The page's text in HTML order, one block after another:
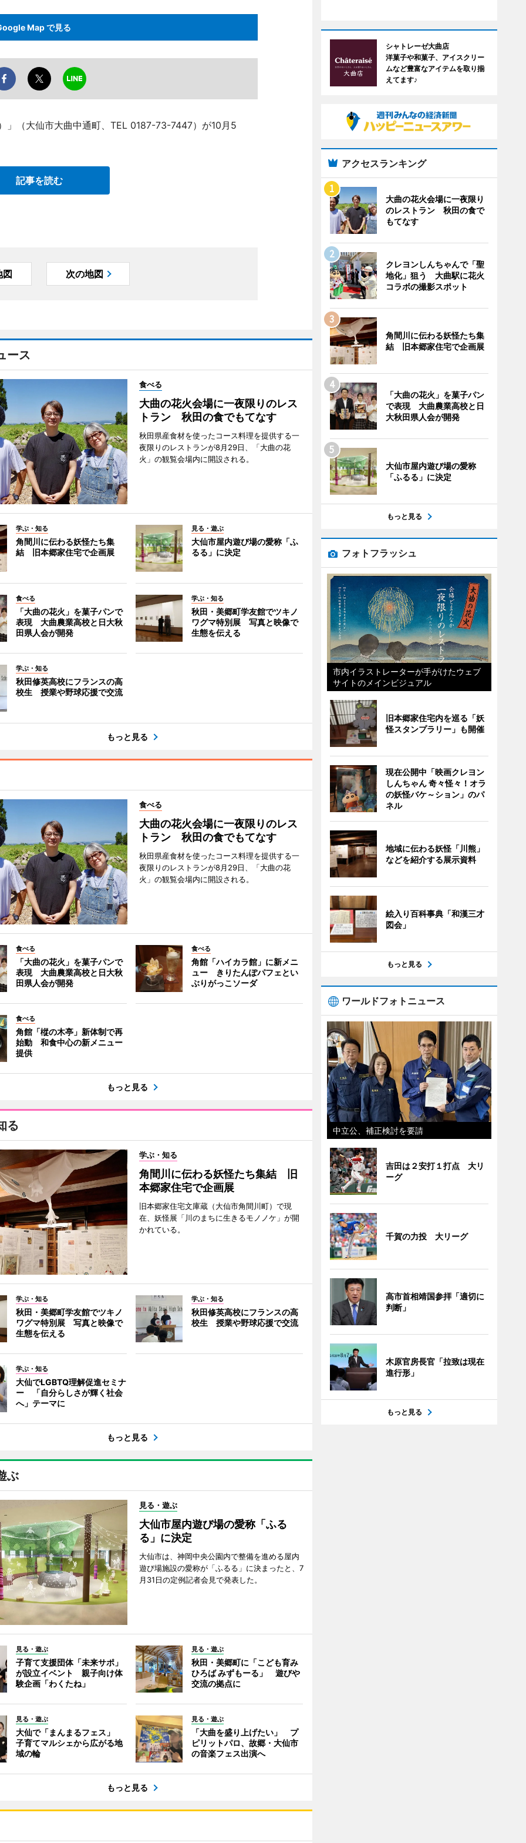
Map で見る
」（大仙市大曲中通町、TEL 0187-73-7447）が10月5
記事を読む
図 次の地図
ース
食べる
大曲の花火会場に一夜限りのレス
トラン 秋田の食でもてなす
秋田県産食材を使ったコース料理を提供する一
夜限りのレストランが8月29日、「大曲の花
火」の観覧会場内に開設される。
学ぶ・知る
角間川に伝わる妖怪たち集
結 旧本郷家住宅で企画展
見る・遊ぶ
大仙市屋内遊び場の愛称「ふ
るる」に決定
食べる
「大曲の花火」を菓子パンで
表現 大曲農業高校と日大秋
田県人会が開発
学ぶ・知る
秋田・美郷町学友館でツキノ
ワグマ特別展 写真と映像で
生態を伝える
学ぶ・知る
秋田修英高校にフランスの高
校生 授業や野球応援で交流
もっと見る
食べる
大曲の花火会場に一夜限りのレス
トラン 秋田の食でもてなす
秋田県産食材を使ったコース料理を提供する一
夜限りのレストランが8月29日、「大曲の花
火」の観覧会場内に開設される。
食べる
「大曲の花火」を菓子パンで
表現 大曲農業高校と日大秋
田県人会が開発
食べる
角館「ハイカラ館」に新メニ
ュー きりたんぽパフェとい
ぶりがっこソーダ
食べる
角館「樅の木亭」新体制で再
始動 和食中心の新メニュー
提供
もっと見る
る
学ぶ・知る
角間川に伝わる妖怪たち集結 旧
本郷家住宅で企画展
旧本郷家住宅文庫蔵（大仙市角間川町）で現
在、妖怪展「川のまちに生きるモノノケ」が開
かれている。
学ぶ・知る
秋田・美郷町学友館でツキノ
ワグマ特別展 写真と映像で
生態を伝える
学ぶ・知る
秋田修英高校にフランスの高
校生 授業や野球応援で交流
学ぶ・知る
大仙でLGBTQ理解促進セミナ
ー 「自分らしさが輝く社会
へ」テーマに
もっと見る
ぶ
見る・遊ぶ
大仙市屋内遊び場の愛称「ふる
る」に決定
大仙市は、神岡中央公園内で整備を進める屋内
遊び場施設の愛称が「ふるる」に決まったと、7
月31日の定例記者会見で発表した。
見る・遊ぶ
子育て支援団体「未来サポ」
が設立イベント 親子向け体
験企画「わくたね」
見る・遊ぶ
秋田・美郷町に「こども育み
ひろば みずもーる」 遊びや
交流の拠点に
見る・遊ぶ
大仙で「まんまるフェス」
子育てマルシェから広がる地
域の輪
見る・遊ぶ
「大曲を盛り上げたい」 プ
ピリットパロ、故郷・大仙市
の音楽フェス出演へ
もっと見る
シャトレーゼ大曲店
洋菓子や和菓子、アイスクリー
ムなど豊富なアイテムを取り揃
えてます♪
アクセスランキング
大曲の花火会場に一夜限り
のレストラン 秋田の食で
もてなす
クレヨンしんちゃんで「聖
地化」狙う 大曲駅に花火
コラボの撮影スポット
角間川に伝わる妖怪たち集
結 旧本郷家住宅で企画展
「大曲の花火」を菓子パン
で表現 大曲農業高校と日
大秋田県人会が開発
大仙市屋内遊び場の愛称
「ふるる」に決定
もっと見る
フォトフラッシュ
市内イラストレーターが手がけたウェブ
サイトのメインビジュアル
旧本郷家住宅内を巡る「妖
怪スタンプラリー」も開催
現在公開中「映画クレヨン
しんちゃん 奇々怪々！オラ
の妖怪バケ～ション」のパ
ネル
地域に伝わる妖怪「川熊」
などを紹介する展示資料
絵入り百科事典「和漢三才
図会」
もっと見る
ワールドフォトニュース
中立公、補正検討を要請
吉田は２安打１打点 大リ
ーグ
千賀の力投 大リーグ
高市首相靖国参拝「適切に
判断」
木原官房長官「拉致は現在
進行形」
もっと見る